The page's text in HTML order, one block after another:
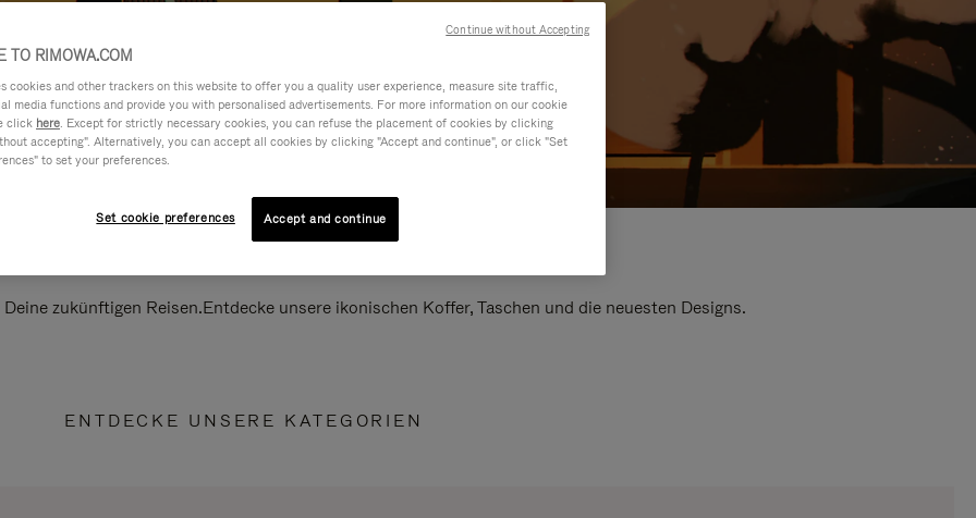
zukünftigen Reisen.Entdecke unsere ikonischen Koffer, Taschen und die neuesten Designs.
ENTDECKE UNSERE KATEGORIEN
TO RIMOWA.COM
cookies and other trackers on this website to offer you a quality user experience, measure site traffic,
media functions and provide you with personalised advertisements. For more information on our cookie
click here. Except for strictly necessary cookies, you can refuse the placement of cookies by clicking
accepting". Alternatively, you can accept all cookies by clicking "Accept and continue", or click "Set
to set your preferences.
Set cookie preferences Accept and continue
Continue without Accepting